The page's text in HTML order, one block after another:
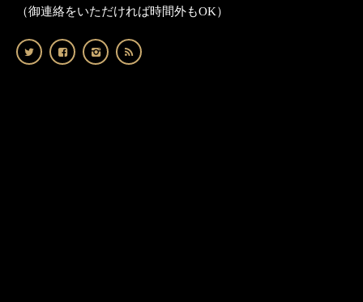
（御連絡をいただければ時間外もOK）